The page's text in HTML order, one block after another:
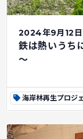
2024年9月12日
鉄は熱いうち
～
海岸林再生プロジ